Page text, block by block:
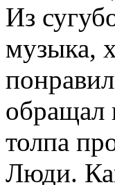
Из
музыка,
обращал
толпа
Люди.